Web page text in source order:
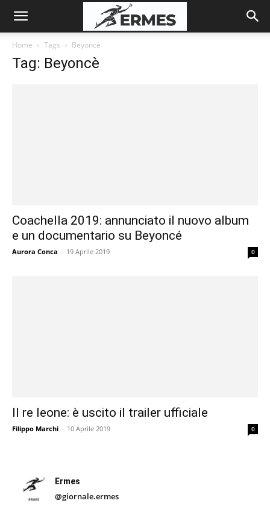
Home Tags Beyoncè
Tag: Beyoncè
Coachella 2019: annunciato il nuovo album
e un documentario su Beyoncé
Aurora Conca - 19 Aprile 2019 0
Il re leone: è uscito il trailer ufficiale
Filippo Marchi - 10 Aprile 2019 0
Ermes
@giornale.ermes